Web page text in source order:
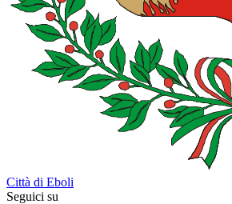
Città di Eboli
Seguici su